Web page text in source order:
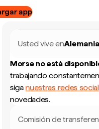
app
Usted vive enAlemania
Morse no está
trabajando
siganuestras redes
novedades.
Comisión de